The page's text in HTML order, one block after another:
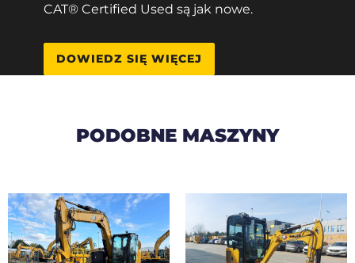
CAT® Certified Used są jak nowe.
DOWIEDZ SIĘ WIĘCEJ
PODOBNE MASZYNY